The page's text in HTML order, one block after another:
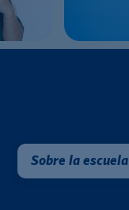
Sobre la escuela